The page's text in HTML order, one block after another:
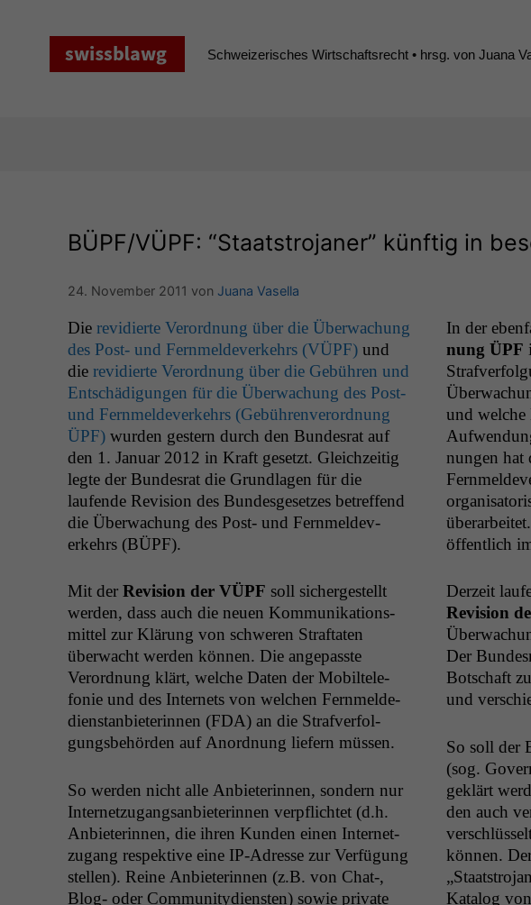
Schweizerisches Wirtschaftsrecht • hrsg. von Juana
BÜPF/VÜPF: “Staatstrojaner” künftig in
24. November 2011 von Juana Vasella
Die rev­i­dierte Verord­nung über die Überwachung
des Post- und Fer­n­melde­v­erkehrs (VÜPF)und
die rev­i­dierte Verord­nung über die Gebühren und
Entschädi­gun­gen für die Überwachung des Post-
und Fer­n­melde­v­erkehrs (Gebühren­verord­nung
ÜPF)wur­den gestern durch den Bun­desrat auf
den 1. Jan­u­ar 2012 in Kraft geset­zt. Gle­ichzeit­ig
legte der Bun­desrat die Grund­la­gen für die
laufende Revi­sion des Bun­des­ge­set­zes betr­e­f­fend
die Überwachung des Post- und Fer­n­melde­v­
erkehrs (BÜPF).
Mit der Revi­sion der VÜPF soll sichergestellt
wer­den, dass auch die neuen Kom­mu­nika­tion­s­
mit­tel zur Klärung von schw­eren Straftat­en
überwacht wer­den kön­nen. Die angepasste
Verord­nung klärt, welche Dat­en der Mobil­tele­
fonie und des Inter­nets von welchen Fer­n­melde­
di­en­stan­bi­eterin­nen (FDA) an die Strafver­fol­
gungs­be­hör­den auf Anord­nung liefern müssen.
So wer­den nicht alle Anbi­eterin­nen, son­dern nur
Inter­net­zu­gangsan­bi­eterin­nen verpflichtet (d.h.
Anbi­eterin­nen, die ihren Kun­den einen Inter­net­
zu­gang respek­tive eine IP-Adresse zur Ver­fü­gung
stellen). Reine Anbi­eterin­nen (z.B. von Chat‑,
Blog- oder Com­mu­ni­ty­di­en­sten) sowie pri­vate
In der
nung ÜPF
und welche
nun­gen hat
öffentlich
Derzeit
Revi­sion
Der
Botschaft
und
So soll der
(sog.
gek­lärt wer­den, damit die Strafver­fol­gungs­be­hör­
den auch
kön­nen.
Kat­a­log